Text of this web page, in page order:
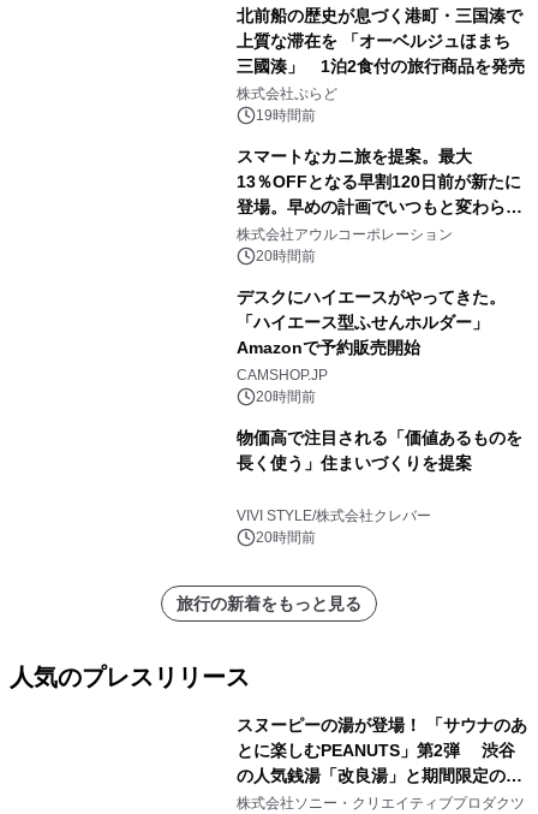
北前船の歴史が息づく港町・三国湊で
上質な滞在を 「オーベルジュほまち
三國湊」 1泊2食付の旅行商品を発売
株式会社ぷらど
19時間前
スマートなカニ旅を提案。最大
13％OFFとなる早割120日前が新たに
登場。早めの計画でいつもと変わらぬ
大人の冬旅を。ー夕日ヶ浦温泉「佳松
苑 別邸ふうか」ー
株式会社アウルコーポレーション
20時間前
デスクにハイエースがやってきた。
「ハイエース型ふせんホルダー」
Amazonで予約販売開始
CAMSHOP.JP
20時間前
物価高で注目される「価値あるものを
長く使う」住まいづくりを提案
VIVI STYLE/株式会社クレバー
20時間前
旅行の新着をもっと見る
人気のプレスリリース
スヌーピーの湯が登場！ 「サウナのあ
とに楽しむPEANUTS」第2弾 渋谷
の人気銭湯「改良湯」と期間限定のコ
ラボレーション サウナイキタイコラ
株式会社ソニー・クリエイティブプロダクツ